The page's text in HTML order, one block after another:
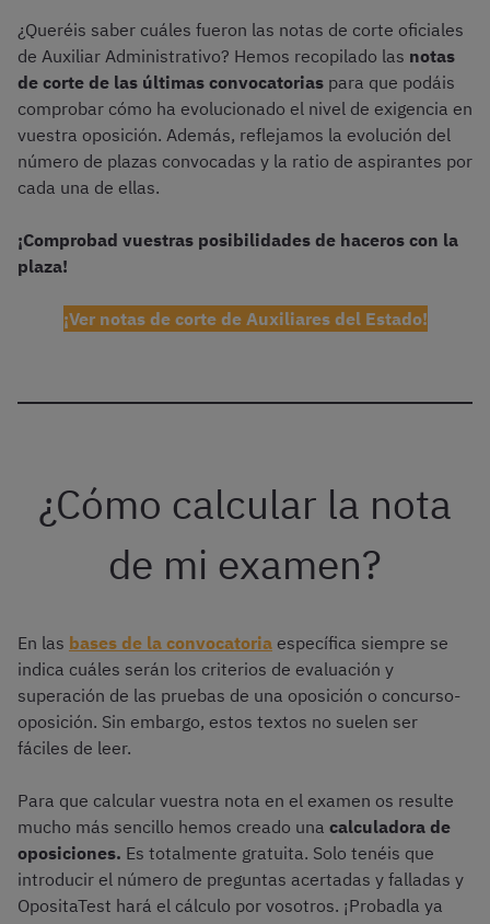
¿Queréis saber cuáles fueron las notas de corte oficiales
de Auxiliar Administrativo? Hemos recopilado las notas
de corte de las últimas convocatorias para que podáis
comprobar cómo ha evolucionado el nivel de exigencia en
vuestra oposición. Además, reflejamos la evolución del
número de plazas convocadas y la ratio de aspirantes por
cada una de ellas.
¡Comprobad vuestras posibilidades de haceros con la
plaza!
¡Ver notas de corte de Auxiliares del Estado!
¿Cómo calcular la nota
de mi examen?
En las bases de la convocatoria específica siempre se
indica cuáles serán los criterios de evaluación y
superación de las pruebas de una oposición o concurso-
oposición. Sin embargo, estos textos no suelen ser
fáciles de leer.
Para que calcular vuestra nota en el examen os resulte
mucho más sencillo hemos creado una calculadora de
oposiciones. Es totalmente gratuita. Solo tenéis que
introducir el número de preguntas acertadas y falladas y
OpositaTest hará el cálculo por vosotros. ¡Probadla ya